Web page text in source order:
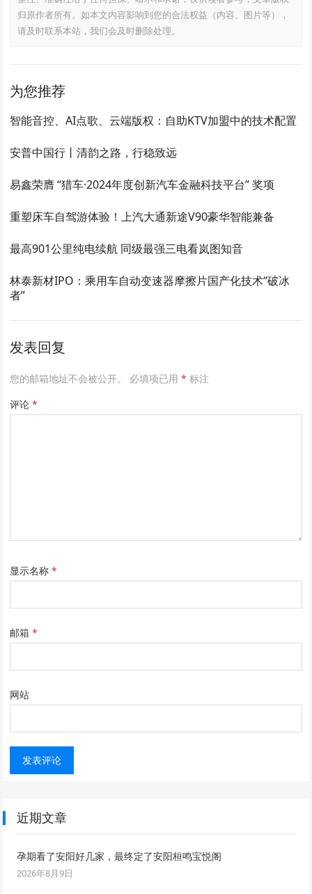
归原作者所有。如本文内容影响到您的合法权益（内容、图片等），
请及时联系本站，我们会及时删除处理。
为您推荐
智能音控、AI点歌、云端版权：自助KTV加盟中的技术配置
安普中国行丨清韵之路，行稳致远
易鑫荣膺 “猎车·2024年度创新汽车金融科技平台” 奖项
重塑床车自驾游体验！上汽大通新途V90豪华智能兼备
最高901公里纯电续航 同级最强三电看岚图知音
林泰新材IPO：乘用车自动变速器摩擦片国产化技术“破冰
者”
发表回复
您的邮箱地址不会被公开。 必填项已用* 标注
评论*
显示名称*
邮箱*
网站
近期文章
孕期看了安阳好几家，最终定了安阳桓鸣宝悦阁
2026年8月9日